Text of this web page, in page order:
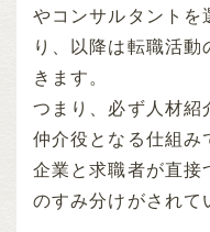
やコンサルタントを
り、以降は転職活
きます。
つまり、必ず人材紹
仲介役となる仕組み
企業と求職者が直接
のすみ分けがされて